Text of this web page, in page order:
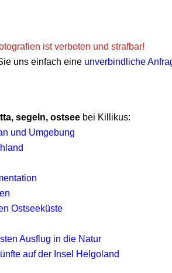
ist verboten und strafbar!
uns einfach eine unverbindliche
segeln, ostseebei Killikus:
und Umgebung
Ostseeküste
Ausflug in die Natur
auf der Insel Helgoland